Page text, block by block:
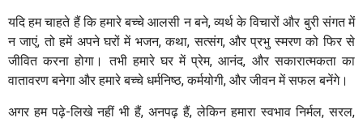
यदि हम चाहते हैं कि हमारे बच्चे आलसी न बने, व्यर्थ के विचारों और बुरी संगत में
न जाएं, तो हमें अपने घरों में भजन, कथा, सत्संग, और प्रभु स्मरण को फिर से
जीवित करना होगा। तभी हमारे घर में प्रेम, आनंद, और सकारात्मकता का
वातावरण बनेगा और हमारे बच्चे धर्मनिष्ठ, कर्मयोगी, और जीवन में सफल बनेंगे।
अगर हम पढ़े-लिखे नहीं भी हैं, अनपढ़ हैं, लेकिन हमारा स्वभाव निर्मल, सरल,